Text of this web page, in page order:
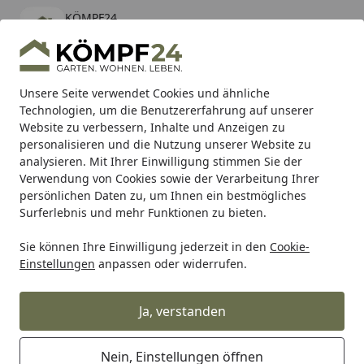
Unsere Seite verwendet Cookies und ähnliche
Technologien, um die Benutzererfahrung auf unserer
Website zu verbessern, Inhalte und Anzeigen zu
personalisieren und die Nutzung unserer Website zu
analysieren. Mit Ihrer Einwilligung stimmen Sie der
Verwendung von Cookies sowie der Verarbeitung Ihrer
persönlichen Daten zu, um Ihnen ein bestmögliches
Surferlebnis und mehr Funktionen zu bieten.
Sie können Ihre Einwilligung jederzeit in den Cookie-
Einstellungen anpassen oder widerrufen.
Ja, verstanden
Nein, Einstellungen öffnen
KÖMPF24
kostenlos - Im App Store
Hotline
Alle Produkte
Mein Konto
Suchen
Karibu Pools inkl. gratis Sandfilteranlage & Pool-
Starterset (Gesamtwert bis 468,99€)
Startseite
Grill Weber Hahn, Schlauch, Regler 37 mBar CH Q 200/Q
Weber Hahn, Schlauch, Regler 37
mBar CH Q 200/Q 2000 (65761)